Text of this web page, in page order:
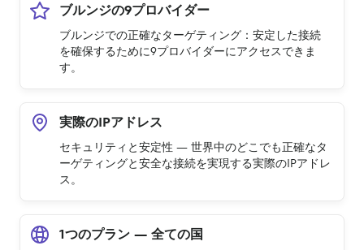
ブルンジの9プロバイダー
ブルンジでの正確なターゲティング：安定した接続
を確保するために9プロバイダーにアクセスできま
す。
実際のIPアドレス
セキュリティと安定性 — 世界中のどこでも正確なタ
ーゲティングと安全な接続を実現する実際のIPアドレ
ス。
1つのプラン — 全ての国